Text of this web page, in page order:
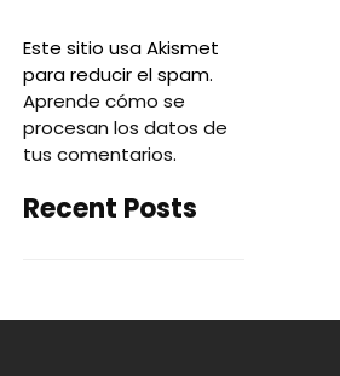
Este sitio usa Akismet
para reducir el spam.
Aprende cómo se
procesan los datos de
tus comentarios.
Recent Posts